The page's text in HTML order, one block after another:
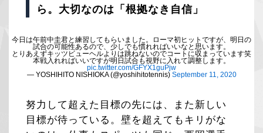
ら。大切なのは「根拠なき自信」
今日は午前中圭君と練習してもらいました。ローマ初ヒットですが、明日の
試合の可能性あるので、少しでも慣れればいいなと思います。
とりあえずキッツビューヘルよりは跳ねないのでコートに収まっています笑
本戦入れればいいですが明日試合も視野に入れて調整します。
pic.twitter.com/GFYX1guPjw
— YOSHIHITO NISHIOKA (@yoshihitotennis) September 11, 2020
努力して超えた目標の先には、また新しい
目標が待っている。壁を超えてもキリがな